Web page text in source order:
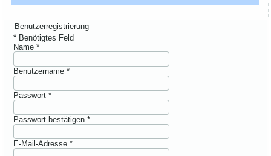
Benutzerregistrierung
* Benötigtes Feld
Name *
Benutzername *
Passwort *
Passwort bestätigen *
E-Mail-Adresse *